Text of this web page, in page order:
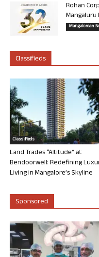
Rohan
Mangaluru
Mangalorean
Classifieds
Classifieds
Land Trades “Altitude” at
Bendoorwell: Redefining
Living in Mangalore’s Skyline
Sponsored